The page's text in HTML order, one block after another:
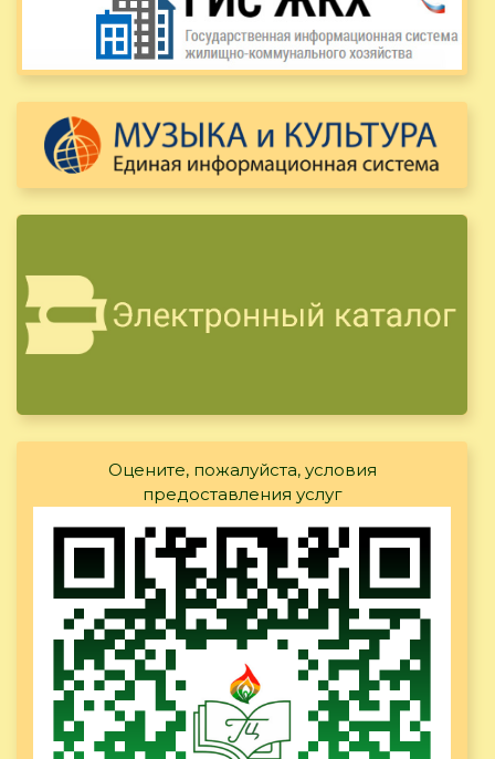
Оцените, пожалуйста, условия
предоставления услуг